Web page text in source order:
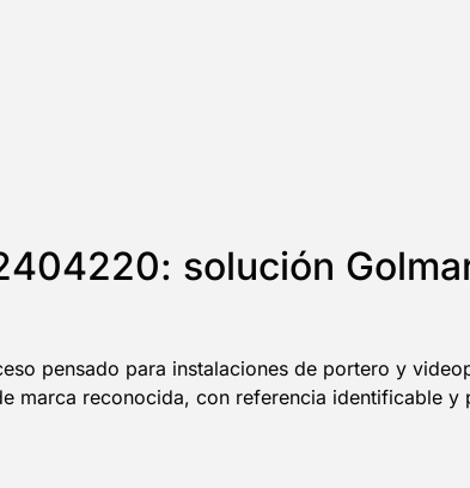
solución
pensado para instalaciones de portero y
marca reconocida, con referencia identificable y